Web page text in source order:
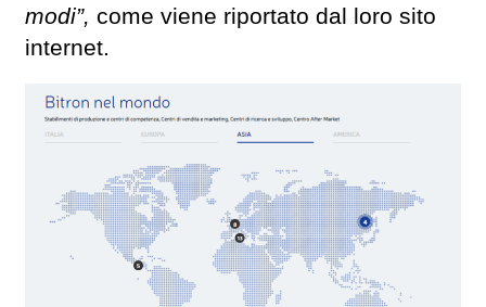
modi”, come viene riportato dal loro sito
internet.